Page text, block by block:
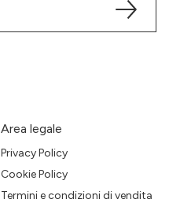
Area legale
Privacy Policy
Cookie Policy
Termini e condizioni di vendita